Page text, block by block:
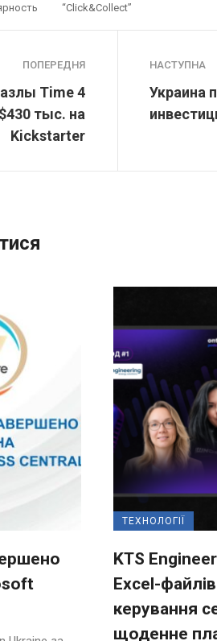
“click&collect”
ПОПЕРЕДНЯ
Time 4
тыс. на
Kickstarter
НАСТУПНА
Украина
ТЕХНОЛОГІЇ
KTS
Excel-
керування
щоденне